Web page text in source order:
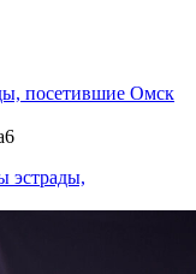
посетившие Омск
эстрады,